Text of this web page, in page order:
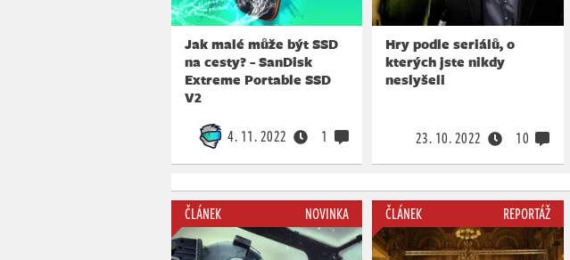
Jak malé může být SSD
na cesty? - SanDisk
Extreme Portable SSD
V2
4. 11. 2022 1
Hry podle seriálů, o
kterých jste nikdy
neslyšeli
23. 10. 2022 10
ČLÁNEK NOVINKA ČLÁNEK REPORTÁŽ